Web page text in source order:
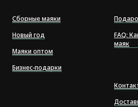
Сборные маяки
Новый год
Маяки оптом
Бизнес-подарки
FAQ:
маяк